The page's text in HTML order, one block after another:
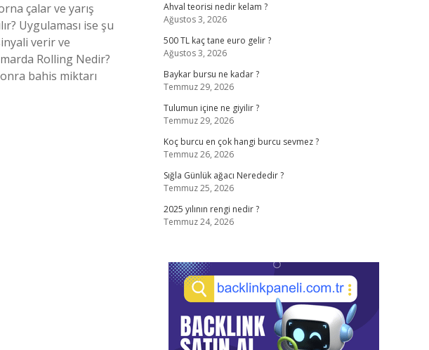
çalar ve yarış
Uygulaması ise şu
verir ve
Rolling Nedir?
bahis miktarı
Ahval teorisi nedir kelam ?
Ağustos 3, 2026
500 TL kaç tane euro gelir ?
Ağustos 3, 2026
Baykar bursu ne kadar ?
Temmuz 29, 2026
Tulumun içine ne giyilir ?
Temmuz 29, 2026
Koç burcu en çok hangi burcu sevmez ?
Temmuz 26, 2026
Sığla Günlük ağacı Nerededir ?
Temmuz 25, 2026
2025 yılının rengi nedir ?
Temmuz 24, 2026